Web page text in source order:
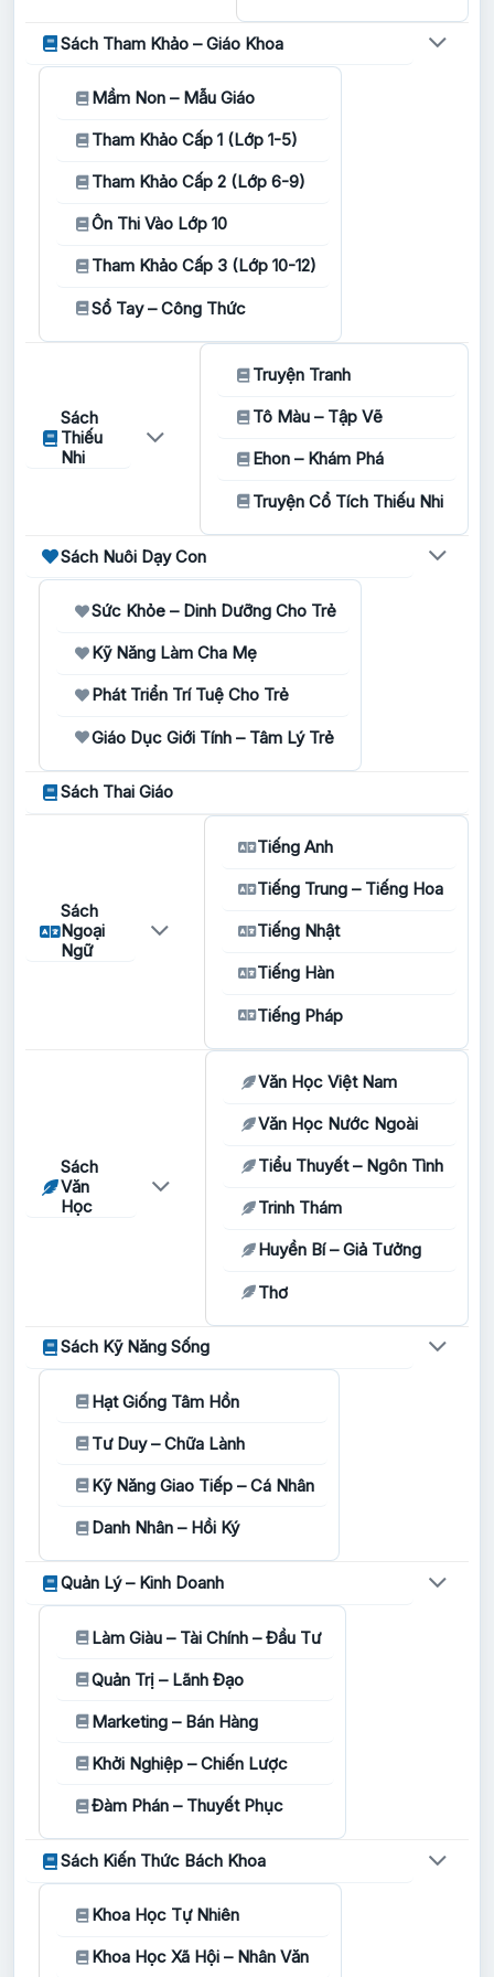
Sách Tham Khảo – Giáo Khoa
Mầm Non – Mẫu Giáo
Tham Khảo Cấp 1 (Lớp 1-5)
Tham Khảo Cấp 2 (Lớp 6-9)
Ôn Thi Vào Lớp 10
Tham Khảo Cấp 3 (Lớp 10-12)
Sổ Tay – Công Thức
Sách
Thiếu
Nhi
Truyện Tranh
Tô Màu – Tập Vẽ
Ehon – Khám Phá
Truyện Cổ Tích Thiếu Nhi
Sách Nuôi Dạy Con
Sức Khỏe – Dinh Dưỡng Cho Trẻ
Kỹ Năng Làm Cha Mẹ
Phát Triển Trí Tuệ Cho Trẻ
Giáo Dục Giới Tính – Tâm Lý Trẻ
Sách Thai Giáo
Sách
Ngoại
Ngữ
Tiếng Anh
Tiếng Trung – Tiếng Hoa
Tiếng Nhật
Tiếng Hàn
Tiếng Pháp
Sách
Văn
Học
Văn Học Việt Nam
Văn Học Nước Ngoài
Tiểu Thuyết – Ngôn Tình
Trinh Thám
Huyền Bí – Giả Tưởng
Thơ
Sách Kỹ Năng Sống
Hạt Giống Tâm Hồn
Tư Duy – Chữa Lành
Kỹ Năng Giao Tiếp – Cá Nhân
Danh Nhân – Hồi Ký
Quản Lý – Kinh Doanh
Làm Giàu – Tài Chính – Đầu Tư
Quản Trị – Lãnh Đạo
Marketing – Bán Hàng
Khởi Nghiệp – Chiến Lược
Đàm Phán – Thuyết Phục
Sách Kiến Thức Bách Khoa
Khoa Học Tự Nhiên
Khoa Học Xã Hội – Nhân Văn